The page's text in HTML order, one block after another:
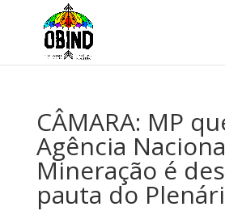
CÂMARA: MP
Agência
Mineração é
pauta do